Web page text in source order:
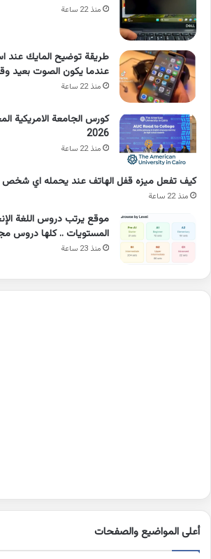
منذ 22 ساعة
طريقة توضيح المايك عند
عندما يكون الصوت بعيد
منذ 22 ساعة
كورس الجامعة الامريكية
2026
منذ 22 ساعة
كيف تفعل ميزه قفل الهاتف عند يحمله اي شخص
منذ 22 ساعة
موقع يرتب دروس اللغة
المستويات .. كلها دروس
منذ 23 ساعة
أعلى المواضيع والصفحات